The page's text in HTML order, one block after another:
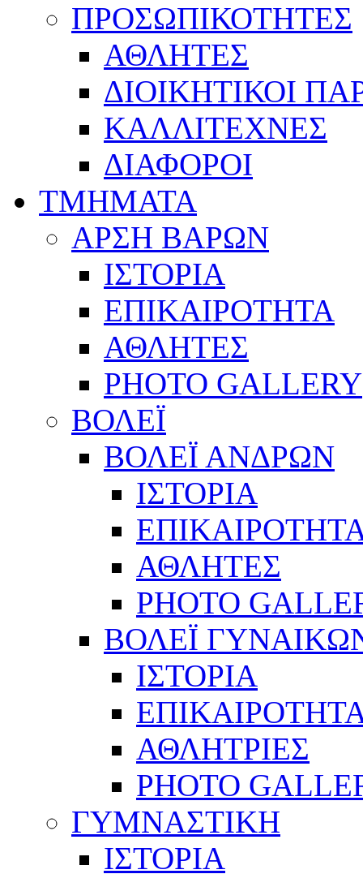
ΠΡΟΣΩΠΙΚΟΤΗΤΕΣ
ΑΘΛΗΤΕΣ
ΔΙΟΙΚΗΤΙΚΟΙ
ΚΑΛΛΙΤΕΧΝΕΣ
ΔΙΑΦΟΡΟΙ
ΤΜΗΜΑΤΑ
ΑΡΣΗ ΒΑΡΩΝ
ΙΣΤΟΡΙΑ
ΕΠΙΚΑΙΡΟΤΗΤΑ
ΑΘΛΗΤΕΣ
PHOTO GALLERY
ΒΟΛΕΪ
ΒΟΛΕΪ ΑΝΔΡΩΝ
ΙΣΤΟΡΙΑ
ΑΘΛΗΤΕΣ
PHOTO
ΒΟΛΕΪ
ΙΣΤΟΡΙΑ
ΑΘΛΗΤΡΙΕΣ
PHOTO
ΓΥΜΝΑΣΤΙΚΗ
ΙΣΤΟΡΙΑ